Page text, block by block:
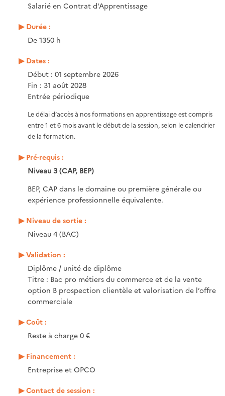
Salarié en Contrat d'Apprentissage
Durée :
De 1350 h
Dates :
Début : 01 septembre 2026
Fin : 31 août 2028
Entrée périodique
Le délai d’accès à nos formations en apprentissage est compris
entre 1 et 6 mois avant le début de la session, selon le calendrier
de la formation.
Pré-requis :
Niveau 3 (CAP, BEP)
BEP, CAP dans le domaine ou première générale ou
expérience professionnelle équivalente.
Niveau de sortie :
Niveau 4 (BAC)
Validation :
Diplôme / unité de diplôme
Titre : Bac pro métiers du commerce et de la vente
option B prospection clientèle et valorisation de l’offre
commerciale
Coût :
Reste à charge 0 €
Financement :
Entreprise et OPCO
Contact de session :